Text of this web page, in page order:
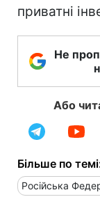
приватні
Не
Або
Більше по
Російська